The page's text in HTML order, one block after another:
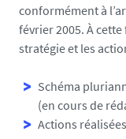
conformément à
février 2005. À
stratégie et les
Schéma
(en cours de
Actions